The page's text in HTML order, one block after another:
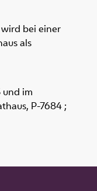
bei einer
als
und im
P-7684 ;